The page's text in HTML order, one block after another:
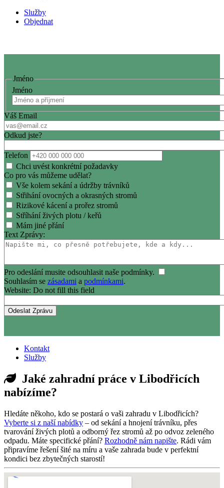
Služby
Objednat
Jméno
Jméno
Váš Email
Odkud jste?
Telefon
Chci uvést konkrétní požadavky
Co pro vás můžeme udělat?
Vše kolem sekání a údržby trávníků
Střihání ovocných a okrasných stromů
Rizikové kácení a prořez stromů
Stříhání živých plotu / keřů
Mám jiné přání
Text Zprávy:
Pro odeslání musite odsouhlasit naše podmínky.
Souhlasím se zásadami a podmínkami.
Website: Do not fill this field
Kontakt
Služby
Jaké zahradní práce v Libodřicích
nabízíme?
Hledáte někoho, kdo se postará o vaši zahradu v Libodřicích?
Vyberte si z naší nabídky – od sekání a hnojení trávníku, přes
tvarování živých plotů a odborný řez stromů až po odvoz zeleného
odpadu. Máte specifické přání? Rozhodně nám napište. Rádi vám
připravíme řešení šité na míru a vaše zahrada bude v perfektní
kondici bez zbytečných starostí!